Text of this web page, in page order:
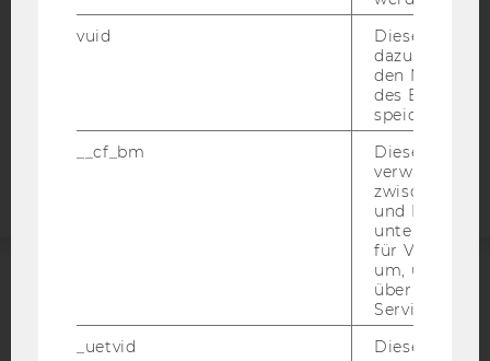
DATENSCHUTZERKLÄRUNG
STUDIENBEWERBER*INNEN UND STUDIERENDE
Barrierefreiheitserklärung
EQUIS
vuid
Dieser
dazu
den
des
speichern.
__cf_bm
Dieses
verwendet,
zwischen
und Bots zu
für Vimeo
um, um
über die
Service zu
_uetvid
Dieses